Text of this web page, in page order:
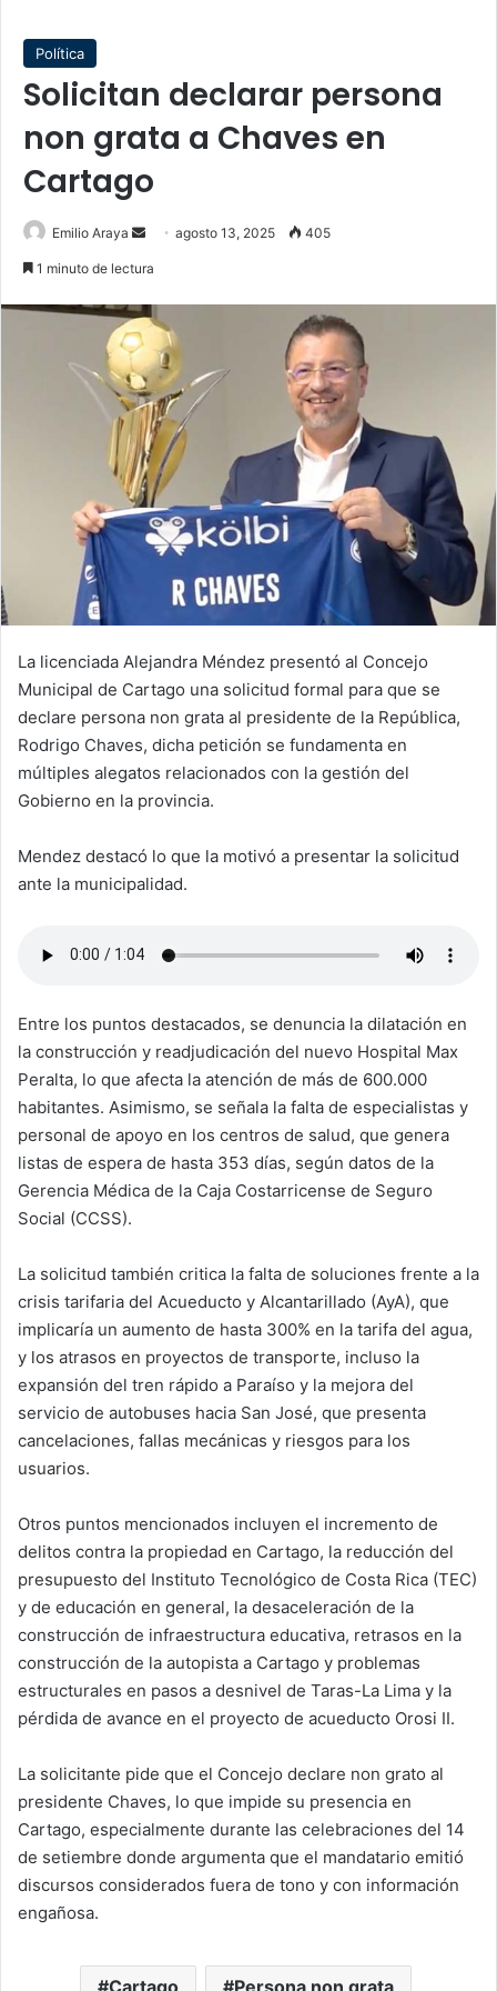
Política
Solicitan declarar persona
non grata a Chaves en
Cartago
Emilio Araya
Sendagosto 13, 2025 405
1 minuto de lectura
La licenciada Alejandra Méndez presentó al Concejo
Municipal de Cartago una solicitud formal para que se
declare persona non grata al presidente de la República,
Rodrigo Chaves, dicha petición se fundamenta en
múltiples alegatos relacionados con la gestión del
Gobierno en la provincia.
Mendez destacó lo que la motivó a presentar la solicitud
ante la municipalidad.
Entre los puntos destacados, se denuncia la dilatación en
la construcción y readjudicación del nuevo Hospital Max
Peralta, lo que afecta la atención de más de 600.000
habitantes. Asimismo, se señala la falta de especialistas y
personal de apoyo en los centros de salud, que genera
listas de espera de hasta 353 días, según datos de la
Gerencia Médica de la Caja Costarricense de Seguro
Social (CCSS).
La solicitud también critica la falta de soluciones frente a la
crisis tarifaria del Acueducto y Alcantarillado (AyA), que
implicaría un aumento de hasta 300% en la tarifa del agua,
y los atrasos en proyectos de transporte, incluso la
expansión del tren rápido a Paraíso y la mejora del
servicio de autobuses hacia San José, que presenta
cancelaciones, fallas mecánicas y riesgos para los
usuarios.
Otros puntos mencionados incluyen el incremento de
delitos contra la propiedad en Cartago, la reducción del
presupuesto del Instituto Tecnológico de Costa Rica (TEC)
y de educación en general, la desaceleración de la
construcción de infraestructura educativa, retrasos en la
construcción de la autopista a Cartago y problemas
estructurales en pasos a desnivel de Taras-La Lima y la
pérdida de avance en el proyecto de acueducto Orosi II.
La solicitante pide que el Concejo declare non grato al
presidente Chaves, lo que impide su presencia en
Cartago, especialmente durante las celebraciones del 14
de setiembre donde argumenta que el mandatario emitió
discursos considerados fuera de tono y con información
engañosa.
Cartago Persona non grata